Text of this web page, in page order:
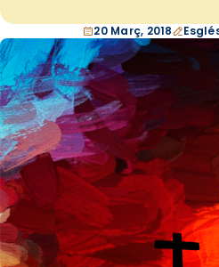
20 Març, 2018